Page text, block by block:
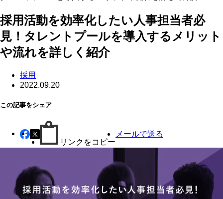
採用活動を効率化したい人事担当者必
見！タレントプールを導入するメリット
や流れを詳しく紹介
採用
2022.09.20
この記事をシェア
リンクをコピー
メールで送る